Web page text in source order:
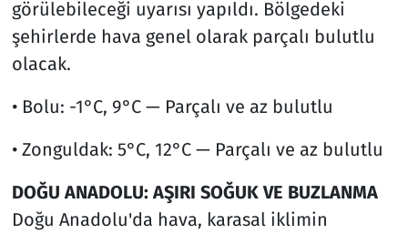
görülebileceği uyarısı yapıldı. Bölgedeki
şehirlerde hava genel olarak parçalı bulutlu
olacak.
• Bolu: -1°C, 9°C — Parçalı ve az bulutlu
• Zonguldak: 5°C, 12°C — Parçalı ve az bulutlu
DOĞU ANADOLU: AŞIRI SOĞUK VE BUZLANMA
Doğu Anadolu'da hava, karasal iklimin